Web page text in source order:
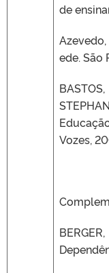
de
ede. São
Vozes,